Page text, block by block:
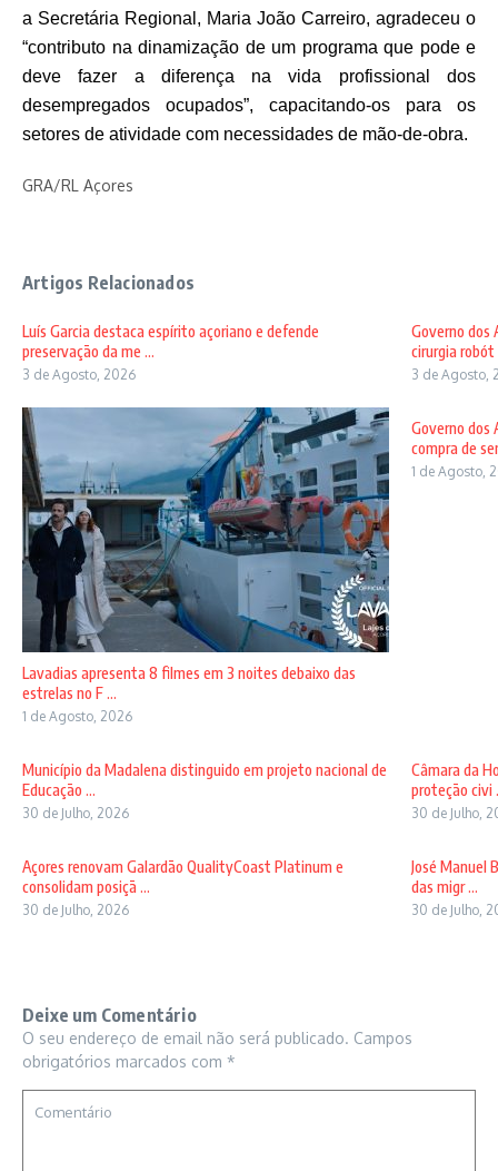
a Secretária Regional, Maria João Carreiro, agradeceu o
“contributo na dinamização de um programa que pode e
deve fazer a diferença na vida profissional dos
desempregados ocupados”, capacitando-os para os
setores de atividade com necessidades de mão-de-obra.
GRA/RL Açores
Artigos Relacionados
Luís Garcia destaca espírito açoriano e defende
preservação da me ...
3 de Agosto, 2026
Governo dos
cirurgia robót
3 de Agosto,
Lavadias apresenta 8 filmes em 3 noites debaixo das
estrelas no F ...
1 de Agosto, 2026
Governo dos
compra de
1 de Agosto,
Município da Madalena distinguido em projeto nacional de
Educação ...
30 de Julho, 2026
Câmara da
proteção civi
30 de Julho,
Açores renovam Galardão QualityCoast Platinum e
consolidam posiçã ...
30 de Julho, 2026
José Manuel
das migr ...
30 de Julho,
Deixe um Comentário
O seu endereço de email não será publicado. Campos
obrigatórios marcados com *